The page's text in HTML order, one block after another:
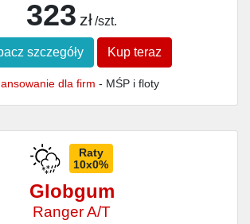
323 zł /szt.
szczegóły Kup teraz
dla firm - MŚP i floty
Raty
10x0%
Globgum
Ranger A/T